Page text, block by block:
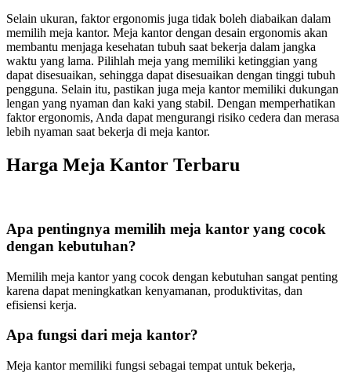
Selain ukuran, faktor ergonomis juga tidak boleh diabaikan dalam
memilih meja kantor. Meja kantor dengan desain ergonomis akan
membantu menjaga kesehatan tubuh saat bekerja dalam jangka
waktu yang lama. Pilihlah meja yang memiliki ketinggian yang
dapat disesuaikan, sehingga dapat disesuaikan dengan tinggi tubuh
pengguna. Selain itu, pastikan juga meja kantor memiliki dukungan
lengan yang nyaman dan kaki yang stabil. Dengan memperhatikan
faktor ergonomis, Anda dapat mengurangi risiko cedera dan merasa
lebih nyaman saat bekerja di meja kantor.
Harga Meja Kantor Terbaru
Apa pentingnya memilih meja kantor yang cocok
dengan kebutuhan?
Memilih meja kantor yang cocok dengan kebutuhan sangat penting
karena dapat meningkatkan kenyamanan, produktivitas, dan
efisiensi kerja.
Apa fungsi dari meja kantor?
Meja kantor memiliki fungsi sebagai tempat untuk bekerja,